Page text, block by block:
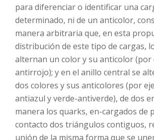
para diferenciar o identificar una
determinado, ni de un anticolor,
manera arbitraria que, en esta
distribución de este tipo de cargas,
alternan un color y su anticolor (por
antirrojo); y en el anillo central se
dos colores y sus anticolores (por
antiazul y verde-antiverde), de dos
manera los quarks, en-cargados de
contacto dos triángulos contiguos,
unión de la misma forma que se